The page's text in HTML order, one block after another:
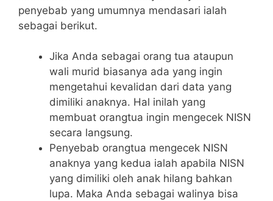
penyebab yang umumnya mendasari ialah
sebagai berikut.
Jika Anda sebagai orang tua ataupun
wali murid biasanya ada yang ingin
mengetahui kevalidan dari data yang
dimiliki anaknya. Hal inilah yang
membuat orangtua ingin mengecek NISN
secara langsung.
Penyebab orangtua mengecek NISN
anaknya yang kedua ialah apabila NISN
yang dimiliki oleh anak hilang bahkan
lupa. Maka Anda sebagai walinya bisa